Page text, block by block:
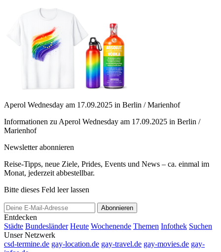
Aperol Wednesday am 17.09.2025 in Berlin / Marienhof
Informationen zu Aperol Wednesday am 17.09.2025 in Berlin /
Marienhof
Newsletter abonnieren
Reise-Tipps, neue Ziele, Prides, Events und News – ca. einmal im
Monat, jederzeit abbestellbar.
Bitte dieses Feld leer lassen
Abonnieren
Entdecken
Städte Bundesländer Heute Wochenende Themen Infothek Suchen
Unser Netzwerk
csd-termine.de gay-location.de gay-travel.de gay-movies.de gay-